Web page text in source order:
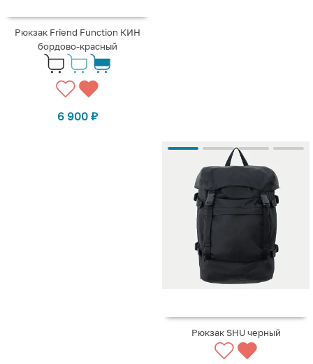
Рюкзак Friend Function КИН
бордово-красный
6 900 ₽
Рюкзак SHU черный